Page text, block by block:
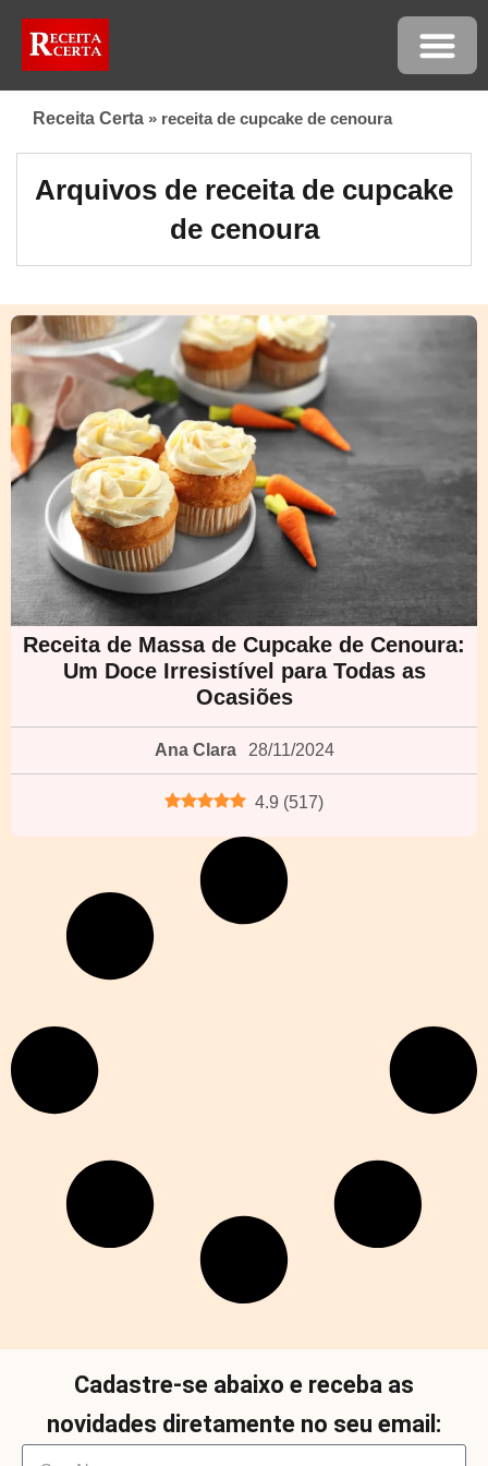
Receita Certa » receita de cupcake de cenoura
Arquivos de receita de cupcake
de cenoura
Receita de Massa de Cupcake de Cenoura:
Um Doce Irresistível para Todas as
Ocasiões
Ana Clara 28/11/2024
4.9 (517)
Cadastre-se abaixo e receba as
novidades diretamente no seu email: